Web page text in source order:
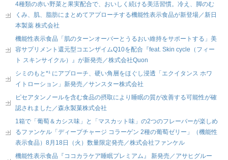
4種類の赤い野菜と果実配合で、おいしく続ける美活習慣。冷え、脚のむ
くみ、肌、脂肪にまとめてアプローチする機能性表示食品が新登場／新日
本製薬 株式会社
機能性表示食品「肌のターンオーバーとうるおい維持をサポートする」美
容サプリメント還元型コエンザイムQ10を配合『feat. Skin cycle（フィー
ト スキンサイクル）』が新発売／株式会社Quon
シミのもと*¹ にアプローチ、硬い角層をほぐし浸透「エクイタンス ホワ
イトローション」新発売／サンスター株式会社
ピセアタンノールを含む食品の摂取により睡眠の質が改善する可能性が確
認されました／森永製菓株式会社
1箱で「葡萄＆カシス味」と「マスカット味」の2つのフレーバーが楽しめ
るファンケル「ディープチャージ コラーゲン 2種の葡萄ゼリー」（機能性
表示食品）8月18日（火）数量限定発売／株式会社ファンケル
機能性表示食品『ココカラケア睡眠プレミアム』 新発売／アサヒグルー